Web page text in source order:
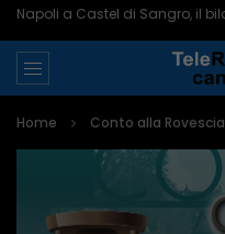
Home Conto alla Rovescia